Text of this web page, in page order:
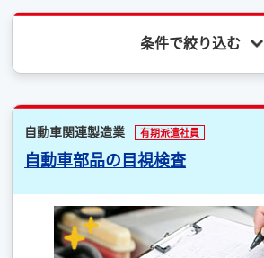
条件で絞り込む
自動車関連製造業 有期派遣社員
自動車部品の目視検査